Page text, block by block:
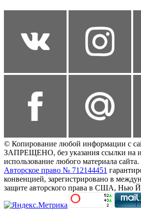
© Копирование любой информации с
ЗАПРЕЩЕНО, без указания ссылки на
использование любого материала сайта.
Авторское право № 712144451
конвенцией, зарегистрировано в
защите авторского права в США, Нью